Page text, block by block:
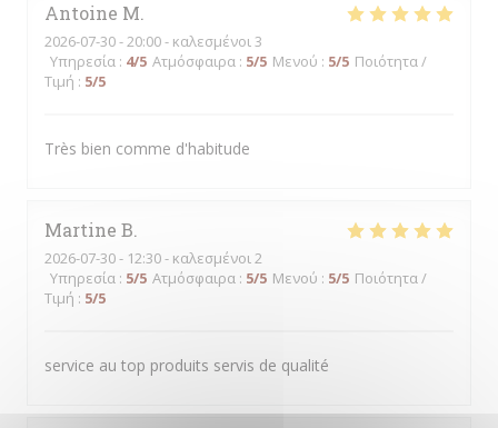
Antoine M
2026-07-30- 20:00 - καλεσμένοι 3
Υπηρεσία : 4/5 Ατμόσφαιρα : 5/5 Μενού : 5/5 Ποιότητα /
Τιμή : 5/5
Très bien comme d'habitude
Martine B
2026-07-30- 12:30 - καλεσμένοι 2
Υπηρεσία : 5/5 Ατμόσφαιρα : 5/5 Μενού : 5/5 Ποιότητα /
Τιμή : 5/5
service au top produits servis de qualité